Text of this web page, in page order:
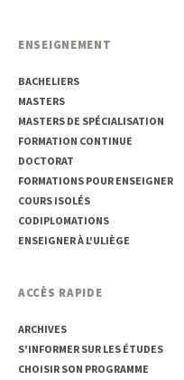
ENSEIGNEMENT
BACHELIERS
MASTERS
MASTERS DE SPÉCIALISATION
FORMATION CONTINUE
DOCTORAT
FORMATIONS POUR ENSEIGNER
COURS ISOLÉS
CODIPLOMATIONS
ENSEIGNER À L'ULIÈGE
ACCÈS RAPIDE
ARCHIVES
S'INFORMER SUR LES ÉTUDES
CHOISIR SON PROGRAMME